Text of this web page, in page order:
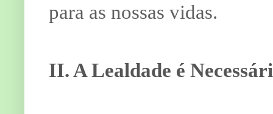
para as nossas vidas.
II. A Lealdade é